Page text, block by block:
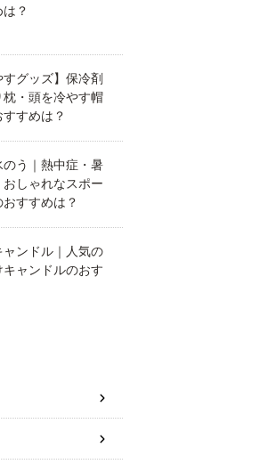
？
すグッズ】保冷剤
枕・頭を冷やす帽
すめは？
のう｜熱中症・暑
おしゃれなスポー
すすめは？
ャンドル｜人気の
ャンドルのおす